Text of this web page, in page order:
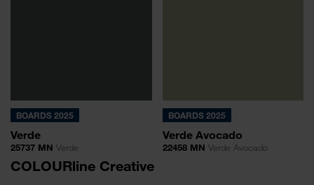
BOARDS 2025
Verde
25737 MN Verde
BOARDS 2025
Verde Avocado
22458 MN Verde Avocado
COLOURline Creative